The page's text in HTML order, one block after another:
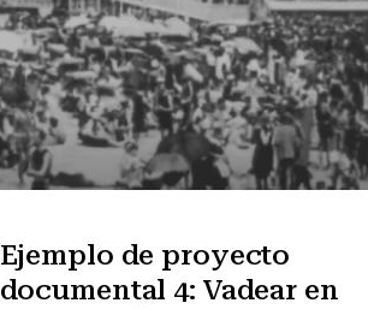
Ejemplo de proyecto
documental 4: Vadear en